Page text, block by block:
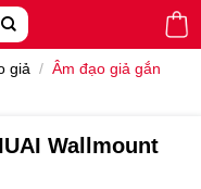
giả / Âm đạo giả gắn
Wallmount